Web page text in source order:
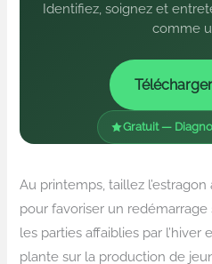
Identifiez, soignez et
comme
Gratuit —
Au printemps, taillez
pour favoriser un
les parties affaiblies par l’hiver
plante sur la production de